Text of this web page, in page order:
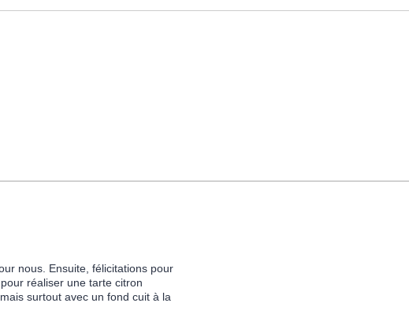
nous. Ensuite, félicitations pour
réaliser une tarte citron
surtout avec un fond cuit à la